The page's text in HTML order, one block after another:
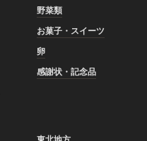
野菜類
お菓子・スイーツ
卵
感謝状・記念品